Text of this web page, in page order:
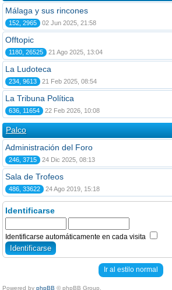
Málaga y sus rincones
152, 2965 02 Jun 2025, 21:58
Offtopic
1180, 26525 21 Ago 2025, 13:04
La Ludoteca
234, 9613 21 Feb 2025, 08:54
La Tribuna Política
636, 11654 22 Feb 2026, 10:08
Palco
Administración del Foro
246, 3715 24 Dic 2025, 08:13
Sala de Trofeos
486, 33622 24 Ago 2019, 15:18
Identificarse
Identificarse automáticamente en cada visita
Ir al estilo normal
Powered by phpBB © phpBB Group.